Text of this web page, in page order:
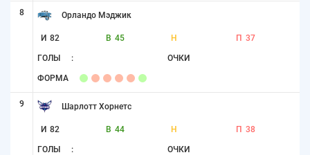
8 Орландо Мэджик
И 82 В 45 Н П 37
ГОЛЫ : ОЧКИ
ФОРМА
9 Шарлотт Хорнетс
И 82 В 44 Н П 38
ГОЛЫ : ОЧКИ